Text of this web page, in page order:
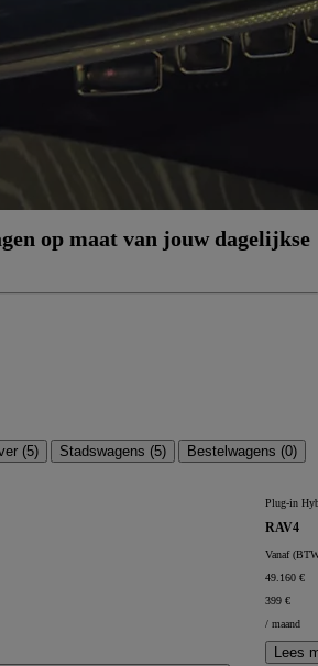
op maat van jouw dagelijkse
(5) Stadswagens (5) Bestelwagens (0)
Plug-in
RAV4
Vanaf
49.160 €
399 €
/ maand
Lees